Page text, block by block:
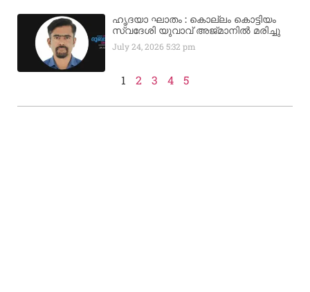
ഹൃദയാ ഘാതം : കൊല്ലം കൊട്ടിയം
സ്വദേശി യുവാവ് അജ്മാനിൽ മരിച്ചു
July 24, 20265:32 pm
1 2 3 4 5